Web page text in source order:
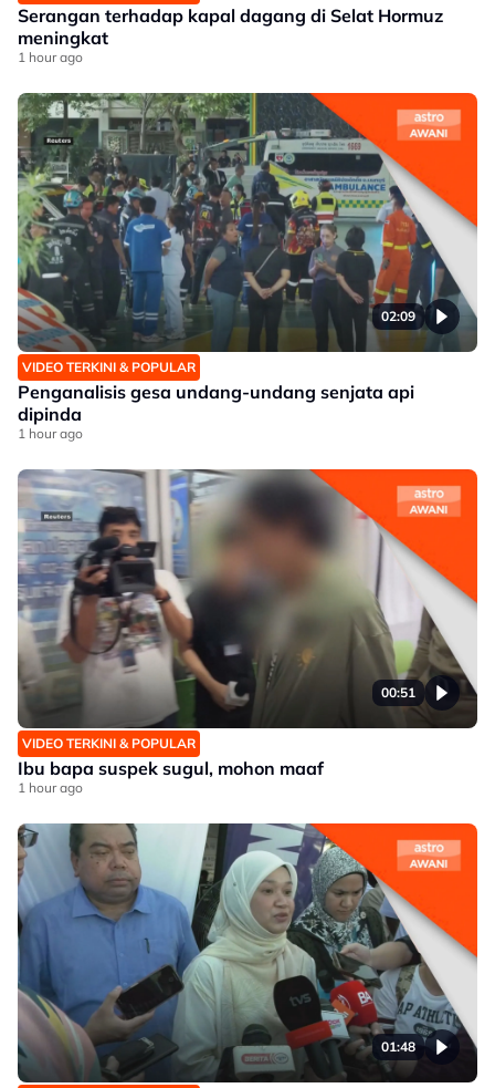
Serangan terhadap kapal dagang di Selat Hormuz
meningkat
1 hour ago
02:09
VIDEO TERKINI & POPULAR
Penganalisis gesa undang-undang senjata api
dipinda
1 hour ago
00:51
VIDEO TERKINI & POPULAR
Ibu bapa suspek sugul, mohon maaf
1 hour ago
01:48